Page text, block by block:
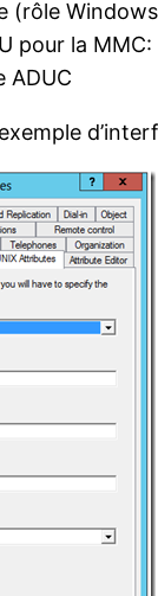
(rôle
pour la
ADUC